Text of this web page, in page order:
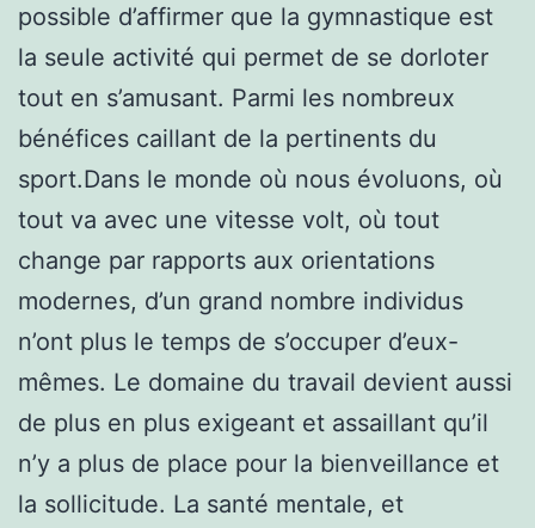
possible d’affirmer que la gymnastique est
la seule activité qui permet de se dorloter
tout en s’amusant. Parmi les nombreux
bénéfices caillant de la pertinents du
sport.Dans le monde où nous évoluons, où
tout va avec une vitesse volt, où tout
change par rapports aux orientations
modernes, d’un grand nombre individus
n’ont plus le temps de s’occuper d’eux-
mêmes. Le domaine du travail devient aussi
de plus en plus exigeant et assaillant qu’il
n’y a plus de place pour la bienveillance et
la sollicitude. La santé mentale, et